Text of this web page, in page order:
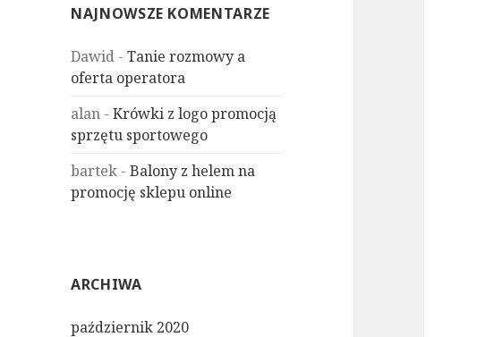
NAJNOWSZE KOMENTARZE
Dawid -Tanie rozmowy a
oferta operatora
alan -Krówki z logo promocją
sprzętu sportowego
bartek -Balony z helem na
promocję sklepu online
ARCHIWA
październik 2020